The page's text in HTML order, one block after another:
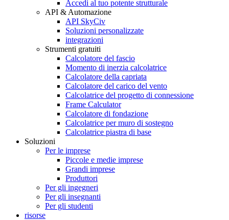
Accedi al tuo potente strutturale
API & Automazione
API SkyCiv
Soluzioni personalizzate
integrazioni
Strumenti gratuiti
Calcolatore del fascio
Momento di inerzia calcolatrice
Calcolatore della capriata
Calcolatore del carico del vento
Calcolatrice del progetto di connessione
Frame Calculator
Calcolatore di fondazione
Calcolatrice per muro di sostegno
Calcolatrice piastra di base
Soluzioni
Per le imprese
Piccole e medie imprese
Grandi imprese
Produttori
Per gli ingegneri
Per gli insegnanti
Per gli studenti
risorse